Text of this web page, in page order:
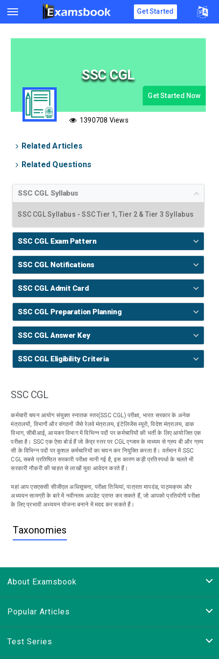
Get Started
SSC CGL
Get Started Now
1390708 Views
Related Articles
Related Questions
SSC CGL Syllabus
SSC CGL Syllabus - SSC Tier 1, Tier 2 & Tier 3 Syllabus
SSC CGL Exam Pattern
SSC CGL Notifications
SSC CGL Admit Card
SSC CGL Preparation Planning
SSC CGL Answer Key
SSC CGL Eligibility Criteria
SSC CGL
कर्मचारी चयन आयोग संयुक्त स्नातक स्तर(SSC CGL) परीक्षा, भारत सरकार के अनेक
मंत्रालयों, विभागों और संगठनों जैसे रेलवे मंत्रालय, इंटेलिजेंस ब्यूरो, विदेश मंत्रालय, डाक
विभाग, सीबीआई, आयकर विभाग में विभिन्न पदों पर कर्मचारियों की भर्ती के लिए आयोजित एक
परीक्षा है। SSC एक ऐसा बोर्ड हैं जो केंद्र स्तर पर CGL एग्जाम के माध्यम से ग्रुप बी और ग्रुप
सी के विभिन्न पदों पर कुशल कर्मचारियों का चयन कर नियुक्ति करता है। वर्तमान में SSC
CGL सबसे प्रतिष्ठित सरकारी परीक्षा मानी गई है, इस कारण कड़ी प्रतिस्पर्धा के चलते भी
सरकारी नौकरी की चाहत से लाखों युवा आवेदन करते हैं।
यहां आप एसएससी सीजीएल अधिसूचना, परीक्षा तिथियां, पात्रता मापदंड, पाठ्यक्रम और
अध्ययन सामग्री के बारे में नवीनतम अपडेट प्राप्त कर सकते हैं, जो आपको प्रतियोगी परीक्षा
के लिए प्रभावी अध्ययन योजना बनाने में मदद कर सकते हैं।
Taxonomies
About Examsbook
Popular Articles
Test Series